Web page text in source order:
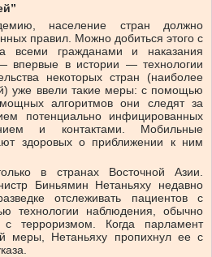
население стран должно
правил. ⁠Можно добиться этого с
всеми ⁠гражданами и наказания
впервые в истории — технологии
⁠некоторых ⁠стран (наиболее
уже ввели такие меры: с помощью
алгоритмов они следят за
потенциально инфицированных
и контактами. Мобильные
здоровых о приближении к ним
в странах Восточной Азии.
Биньямин Нетаньяху недавно
отслеживать пациентов с
технологии наблюдения, обычно
терроризмом. Когда парламент
меры, Нетаньяху пропихнул ее с